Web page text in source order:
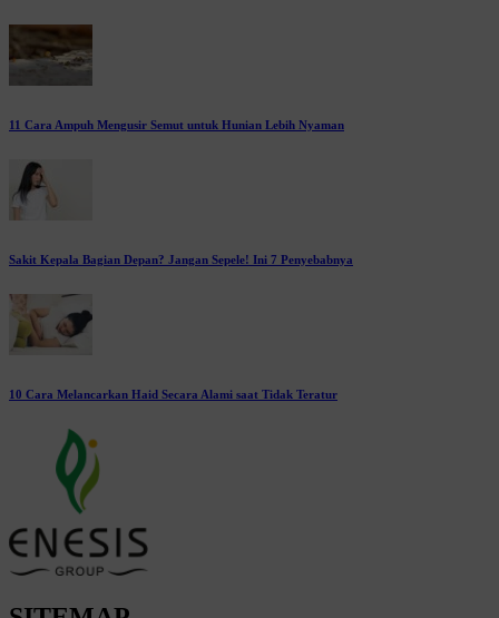
11 Cara Ampuh Mengusir Semut untuk Hunian Lebih Nyaman
Sakit Kepala Bagian Depan? Jangan Sepele! Ini 7 Penyebabnya
10 Cara Melancarkan Haid Secara Alami saat Tidak Teratur